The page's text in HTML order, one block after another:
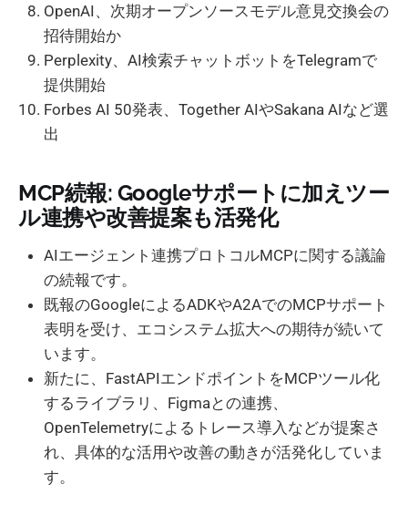
OpenAI、次期オープンソースモデル意見交換会の
招待開始か
Perplexity、AI検索チャットボットをTelegramで
提供開始
Forbes AI 50発表、Together AIやSakana AIなど選
出
MCP続報: Googleサポートに加えツー
ル連携や改善提案も活発化
AIエージェント連携プロトコルMCPに関する議論
の続報です。
既報のGoogleによるADKやA2AでのMCPサポート
表明を受け、エコシステム拡大への期待が続いて
います。
新たに、FastAPIエンドポイントをMCPツール化
するライブラリ、Figmaとの連携、
OpenTelemetryによるトレース導入などが提案さ
れ、具体的な活用や改善の動きが活発化していま
す。